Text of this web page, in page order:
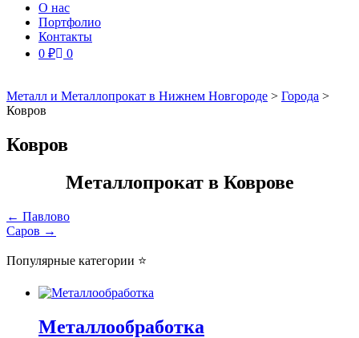
О нас
Портфолио
Контакты
0 ₽ 0
Металл и Металлопрокат в Нижнем Новгороде > Города >
Ковров
Ковров
Металлопрокат в Коврове
Навигация
по
записям
← Павлово
Саров →
Популярные категории ⭐
Металлообработка